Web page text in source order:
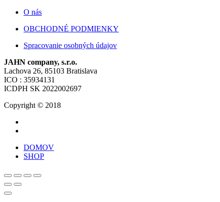
O nás
OBCHODNÉ PODMIENKY
Spracovanie osobných údajov
JAHN company, s.r.o.
Lachova 26, 85103 Bratislava
ICO : 35934131
ICDPH SK 2022002697
Copyright © 2018
DOMOV
SHOP